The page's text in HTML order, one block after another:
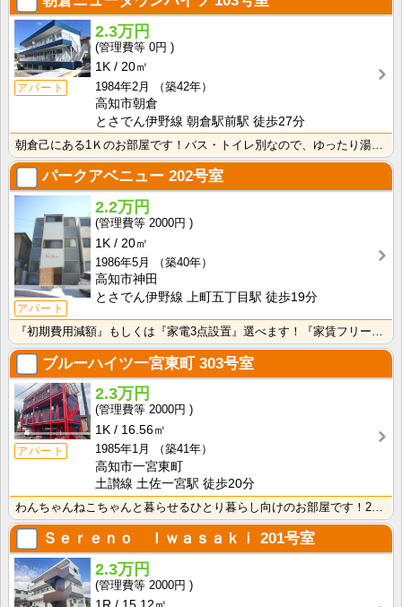
アパート
2.3万円
0円
1K
20㎡
1984年2月
（築42年）
高知市朝倉
とさでん伊野線 朝倉駅前駅 徒歩27分
パークアベニュー 202号室
アパート
2.2万円
2000円
1K
20㎡
1986年5月
（築40年）
高知市神田
とさでん伊野線 上町五丁目駅 徒歩19分
ブルーハイツ一宮東町303号室
アパート
2.3万円
2000円
1K
16.56㎡
1985年1月
（築41年）
高知市一宮東町
土讃線 土佐一宮駅 徒歩20分
Ｓｅｒｅｎｏ Ｉｗａｓａｋｉ 201号室
2.3万円
2000円